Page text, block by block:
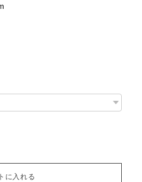
に入れる